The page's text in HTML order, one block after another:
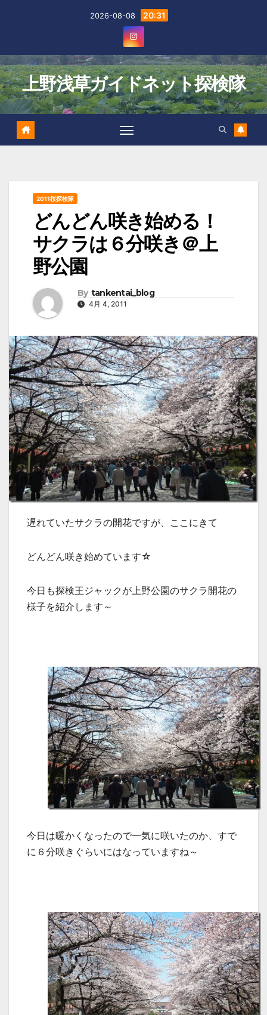
2026-08-08 20:31
上野浅草ガイドネット探検隊
2011桜探検隊
どんどん咲き始める！
サクラは６分咲き＠上
野公園
By tankentai_blog
4月 4, 2011
遅れていたサクラの開花ですが、ここにきて
どんどん咲き始めています☆
今日も探検王ジャックが上野公園のサクラ開花の
様子を紹介します～
今日は暖かくなったので一気に咲いたのか、すで
に６分咲きぐらいにはなっていますね～